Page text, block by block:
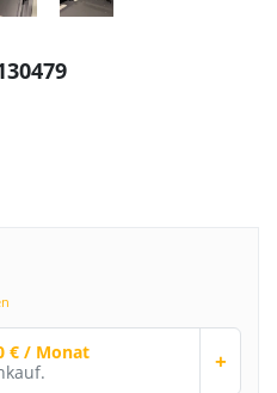
€ / Monat
+